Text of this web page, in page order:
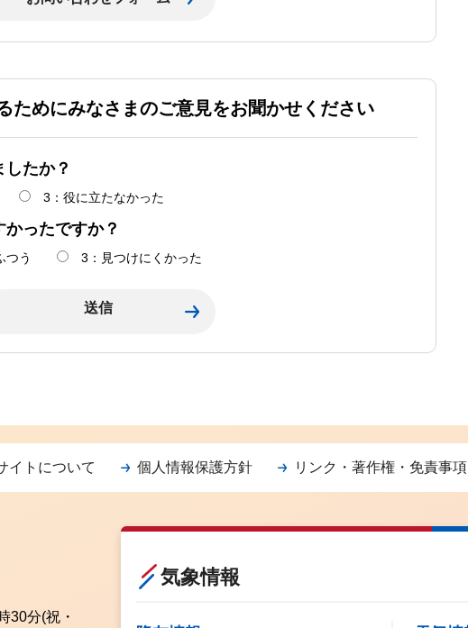
ためにみなさまのご意見をお聞かせください
たか？
3：役に立たなかった
ったですか？
つう 3：見つけにくかった
イトについて 個人情報保護方針 リンク・著作権・免責事項
30分(祝・
気象情報